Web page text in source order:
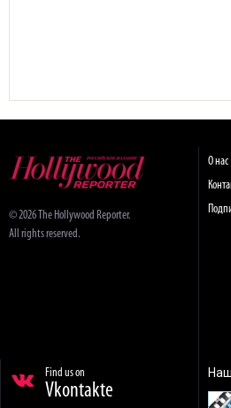
© 2026 The Hollywood Reporter.
All rights reserved.
О нас
Find us on
Vkontakte